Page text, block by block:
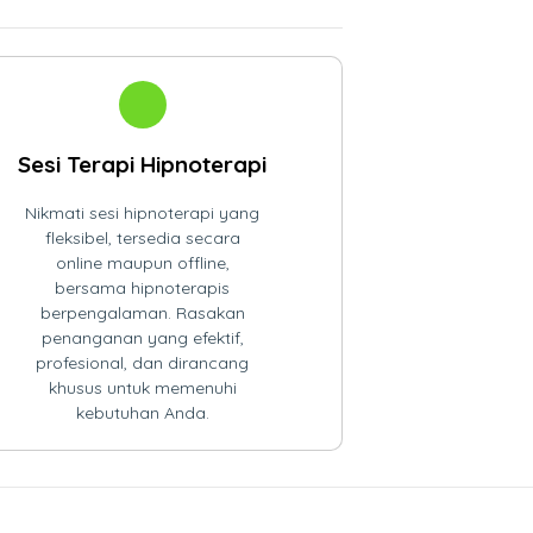
Sesi Terapi Hipnoterapi
Nikmati sesi hipnoterapi yang
fleksibel, tersedia secara
online maupun offline,
bersama hipnoterapis
berpengalaman. Rasakan
penanganan yang efektif,
profesional, dan dirancang
khusus untuk memenuhi
kebutuhan Anda.